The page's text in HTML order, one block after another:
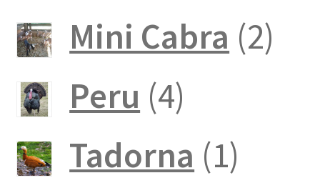
Mini Cabra 22
Peru 44
produtos
Tadorna 11